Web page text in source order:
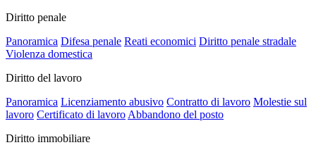
Diritto penale
Panoramica Difesa penale Reati economici Diritto penale stradale
Violenza domestica
Diritto del lavoro
Panoramica Licenziamento abusivo Contratto di lavoro Molestie sul
lavoro Certificato di lavoro Abbandono del posto
Diritto immobiliare